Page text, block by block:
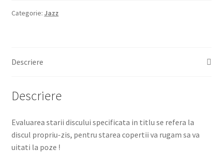
Categorie: Jazz
Descriere
Descriere
Evaluarea starii discului specificata in titlu se refera la
discul propriu-zis, pentru starea copertii va rugam sa va
uitati la poze !